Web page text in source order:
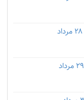
۲۸ مرداد